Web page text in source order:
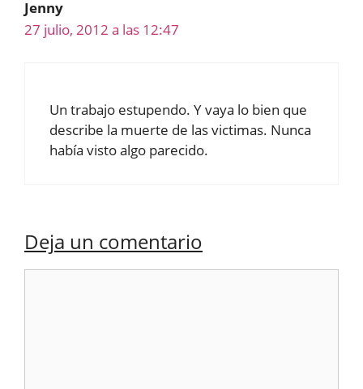
Jenny
27 julio, 2012 a las 12:47
Un trabajo estupendo. Y vaya lo bien que
describe la muerte de las victimas. Nunca
había visto algo parecido.
Deja un comentario